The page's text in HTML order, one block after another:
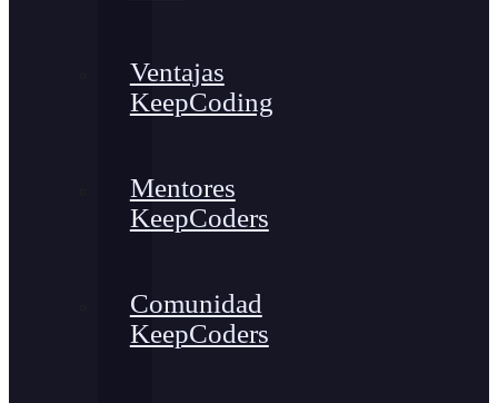
Ventajas
KeepCoding
Mentores
KeepCoders
Comunidad
KeepCoders